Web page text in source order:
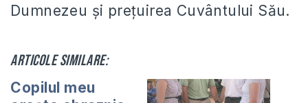
Dumnezeu și prețuirea Cuvântului Său.
Articole similare:
Copilul meu